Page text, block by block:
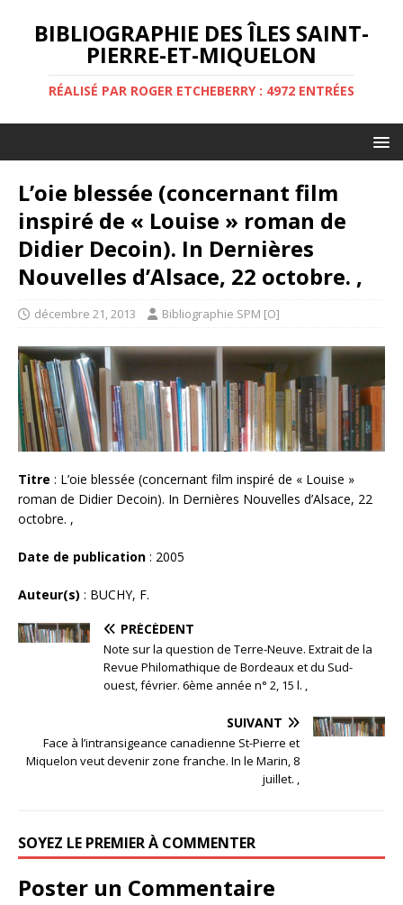
BIBLIOGRAPHIE DES ÎLES SAINT-
PIERRE-ET-MIQUELON
RÉALISÉ PAR ROGER ETCHEBERRY : 4972 ENTRÉES
L’oie blessée (concernant film
inspiré de « Louise » roman de
Didier Decoin). In Dernières
Nouvelles d’Alsace, 22 octobre. ,
décembre 21, 2013 Bibliographie SPM [O]
Titre : L’oie blessée (concernant film inspiré de « Louise »
roman de Didier Decoin). In Dernières Nouvelles d’Alsace, 22
octobre. ,
Date de publication : 2005
Auteur(s) : BUCHY, F.
PRÉCÉDENT
Note sur la question de Terre-Neuve. Extrait de la
Revue Philomathique de Bordeaux et du Sud-
ouest, février. 6ème année n° 2, 15 l. ,
SUIVANT
Face à l’intransigeance canadienne St-Pierre et
Miquelon veut devenir zone franche. In le Marin, 8
juillet. ,
SOYEZ LE PREMIER À COMMENTER
Poster un Commentaire